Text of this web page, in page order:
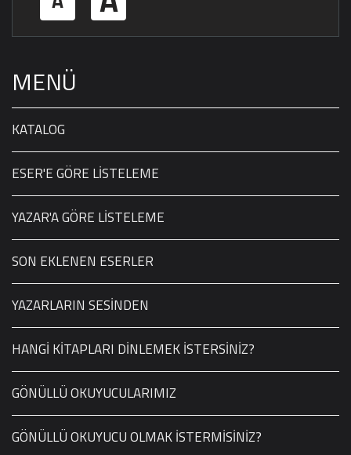
MENÜ
KATALOG
ESER'E GÖRE LİSTELEME
YAZAR'A GÖRE LİSTELEME
SON EKLENEN ESERLER
YAZARLARIN SESİNDEN
HANGİ KİTAPLARI DİNLEMEK İSTERSİNİZ?
GÖNÜLLÜ OKUYUCULARIMIZ
GÖNÜLLÜ OKUYUCU OLMAK İSTERMİSİNİZ?